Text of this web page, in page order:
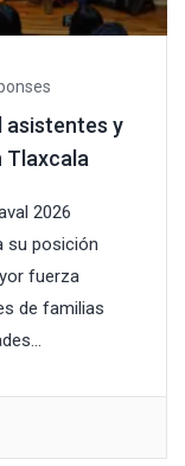
asistentes y
Tlaxcala
2026
su posición
fuerza
de familias